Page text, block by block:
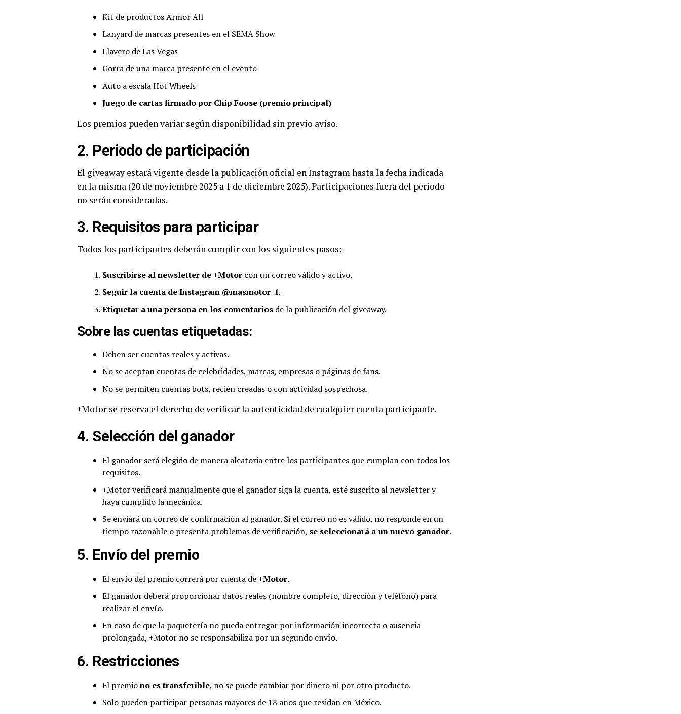
Kit de productos Armor All
Lanyard de marcas presentes en el SEMA Show
Llavero de Las Vegas
Gorra de una marca presente en el evento
Auto a escala Hot Wheels
Juego de cartas firmado por Chip Foose (premio principal)
Los premios pueden variar según disponibilidad sin previo aviso.
2. Periodo de participación
El giveaway estará vigente desde la publicación oficial en Instagram hasta la fecha indicada
en la misma (20 de noviembre 2025 a 1 de diciembre 2025). Participaciones fuera del periodo
no serán consideradas.
3. Requisitos para participar
Todos los participantes deberán cumplir con los siguientes pasos:
Suscribirse al newsletter de +Motor con un correo válido y activo.
Seguir la cuenta de Instagram @masmotor_1.
Etiquetar a una persona en los comentarios de la publicación del giveaway.
Sobre las cuentas etiquetadas:
Deben ser cuentas reales y activas.
No se aceptan cuentas de celebridades, marcas, empresas o páginas de fans.
No se permiten cuentas bots, recién creadas o con actividad sospechosa.
+Motor se reserva el derecho de verificar la autenticidad de cualquier cuenta participante.
4. Selección del ganador
El ganador será elegido de manera aleatoria entre los participantes que cumplan con todos los
requisitos.
+Motor verificará manualmente que el ganador siga la cuenta, esté suscrito al newsletter y
haya cumplido la mecánica.
Se enviará un correo de confirmación al ganador. Si el correo no es válido, no responde en un
tiempo razonable o presenta problemas de verificación, se seleccionará a un nuevo ganador.
5. Envío del premio
El envío del premio correrá por cuenta de +Motor.
El ganador deberá proporcionar datos reales (nombre completo, dirección y teléfono) para
realizar el envío.
En caso de que la paquetería no pueda entregar por información incorrecta o ausencia
prolongada, +Motor no se responsabiliza por un segundo envío.
6. Restricciones
El premiono es transferible, no se puede cambiar por dinero ni por otro producto.
Solo pueden participar personas mayores de 18 años que residan en México.